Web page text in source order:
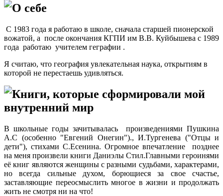
О себе
С 1983 года я работаю в школе, сначала старшей пионерской
вожатой, а после окончания КГПИ им В.В. Куйбышева с 1989
года работаю учителем геграфии .
Я считаю, что география увлекательная наука, открытиям в
которой не перестаешь удивляться.
Книги, которые сформировали мой
внутренний мир
В школьные годы зачитывалась произведениями Пушкина
А.С (особенно "Евгений Онегин")., И.Тургенева ("Отцы и
дети"), стихами С.Есенина. Огромное впечатление позднее
на меня произвели книги Даниэлы Стил.Главными героинями
её книг являются женщины с разными судьбами, характерами,
но всегда сильные духом, борющиеся за свое счастье,
заставляющие переосмыслить многое в жизни и продолжать
жить не смотря ни на что!